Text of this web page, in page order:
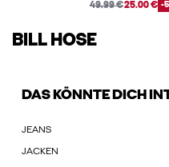
49.99 €25.00 € -
BILL HOSE
DAS KÖNNTE DICH
JEANS
JACKEN